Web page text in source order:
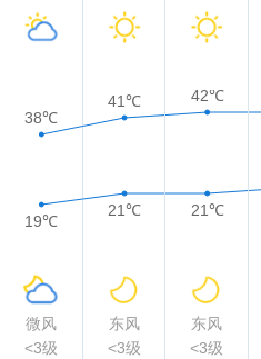
38℃
41℃ 42℃
19℃
21℃ 21℃
微风 东风 东风
<3级
<3级 <3级